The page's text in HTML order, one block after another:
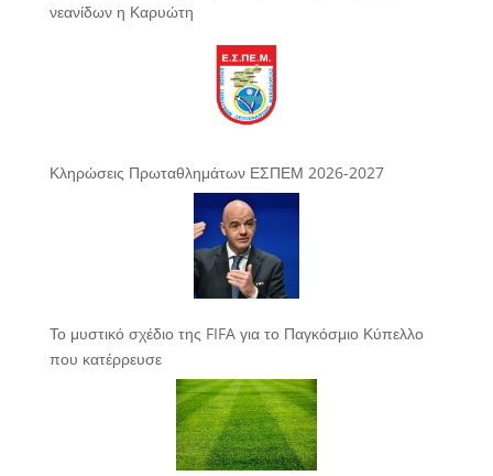
νεανίδων η Καρυώτη
Κληρώσεις Πρωταθλημάτων ΕΣΠΕΜ 2026-2027
Το μυστικό σχέδιο της FIFA για το Παγκόσμιο Κύπελλο
που κατέρρευσε